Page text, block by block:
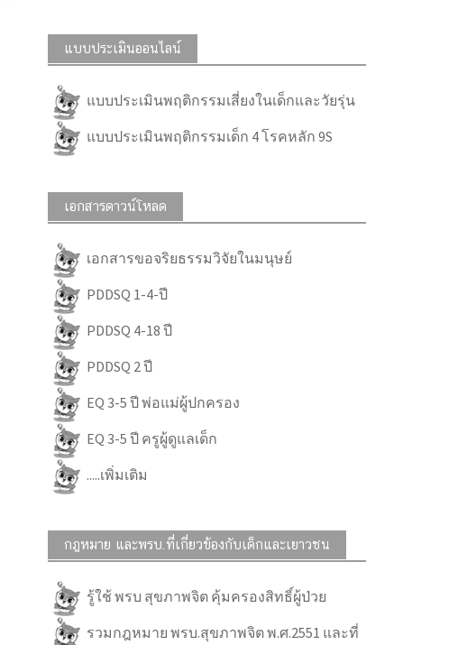
แบบประเมินออนไลน์
แบบประเมินพฤติกรรมเสี่ยงในเด็กและวัยรุ่น
แบบประเมินพฤติกรรมเด็ก 4 โรคหลัก 9S
เอกสารดาวน์โหลด
เอกสารขอจริยธรรมวิจัยในมนุษย์
PDDSQ 1-4-ปี
PDDSQ 4-18 ปี
PDDSQ 2 ปี
EQ 3-5 ปี พ่อแม่ผู้ปกครอง
EQ 3-5 ปี ครูผู้ดูแลเด็ก
.....เพิ่มเติม
กฎหมาย และพรบ.ที่เกี่ยวข้องกับเด็กและเยาวชน
รู้ใช้ พรบ สุขภาพจิต คุ้มครองสิทธิ์ผู้ป่วย
รวมกฎหมาย พรบ.สุขภาพจิต พ.ศ.2551 และที่